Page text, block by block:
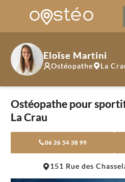
Eloïse Martini
Ostéopathe La
Ostéopathe pour
La Crau
06 26 54 38 99
+
151 Rue des